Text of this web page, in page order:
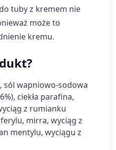
tuby z kremem nie
może to
kremu.
sól wapniowo-sodowa
ciekła parafina,
z rumianku
mirra, wyciąg z
mentylu, wyciągu z